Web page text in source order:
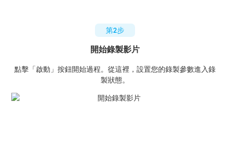
第2步
開始錄製影片
點擊「啟動」按鈕開始過程。從這裡，設置您的錄製參數進入錄
製狀態。